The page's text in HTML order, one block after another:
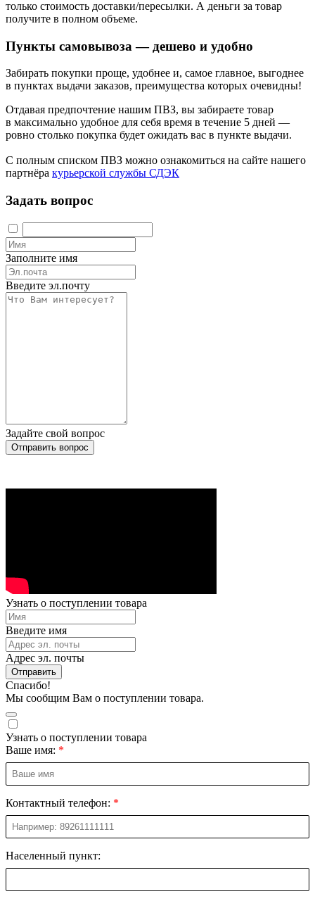
только стоимость доставки/пересылки. А деньги за товар
получите в полном объеме.
Пункты самовывоза — дешево и удобно
Забирать покупки проще, удобнее и, самое главное, выгоднее
в пунктах выдачи заказов, преимущества которых очевидны!
Отдавая предпочтение нашим ПВЗ, вы забираете товар
в максимально удобное для себя время в течение 5 дней —
ровно столько покупка будет ожидать вас в пункте выдачи.
С полным списком ПВЗ можно ознакомиться на сайте нашего
партнёра курьерской службы СДЭК
Задать вопрос
Заполните имя
Введите эл.почту
Задайте свой вопрос
Отправить вопрос
Узнать о поступлении товара
Введите имя
Адрес эл. почты
Отправить
Спасибо!
Мы сообщим Вам о поступлении товара.
Узнать о поступлении товара
Ваше имя:
Контактный телефон:
Населенный пункт: